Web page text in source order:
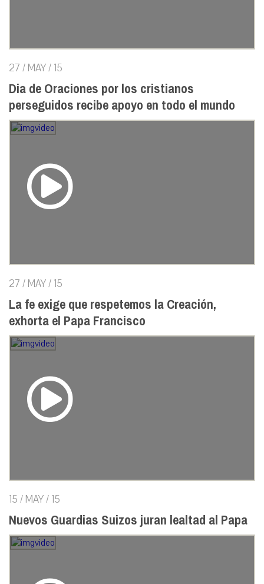
27 / MAY / 15
Dia de Oraciones por los cristianos
perseguidos recibe apoyo en todo el mundo
27 / MAY / 15
La fe exige que respetemos la Creación,
exhorta el Papa Francisco
15 / MAY / 15
Nuevos Guardias Suizos juran lealtad al Papa